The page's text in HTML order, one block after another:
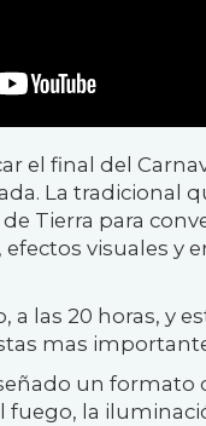
el final del
La tradicional
Tierra para
visuales y
a las 20 horas, y
mas
un
fuego, la